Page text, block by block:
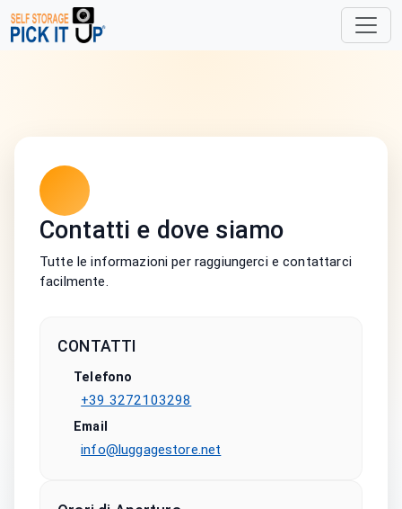
Contatti e dove siamo
Tutte le informazioni per raggiungerci e contattarci
facilmente.
CONTATTI
Telefono
+39 3272103298
Email
info@luggagestore.net